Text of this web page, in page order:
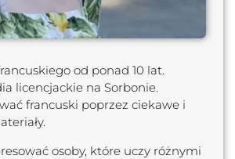
od ponad 10 lat.
licencjackie na Sorbonie.
francuski poprzez ciekawe i
osoby, które uczy różnymi